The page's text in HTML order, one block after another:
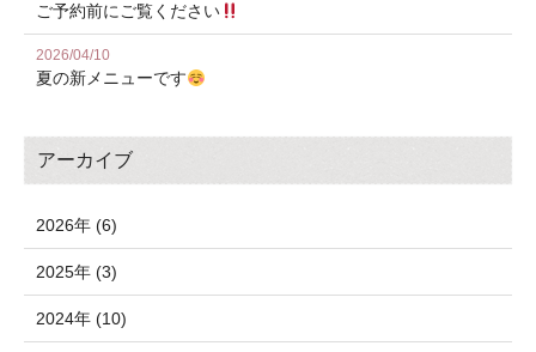
ご予約前にご覧ください
2026/04/10
夏の新メニューです
アーカイブ
2026年 (6)
2025年 (3)
2024年 (10)